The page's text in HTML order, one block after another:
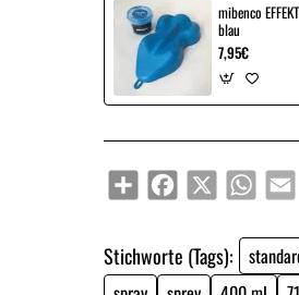
mibenco
blau
7,95€
ShareFacebook
X
Stichworte (Tags):